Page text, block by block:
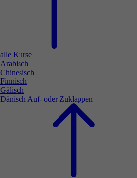
alle Kurse
Arabisch
Chinesisch
Finnisch
Gälisch
Dänisch Auf- oder Zuklappen